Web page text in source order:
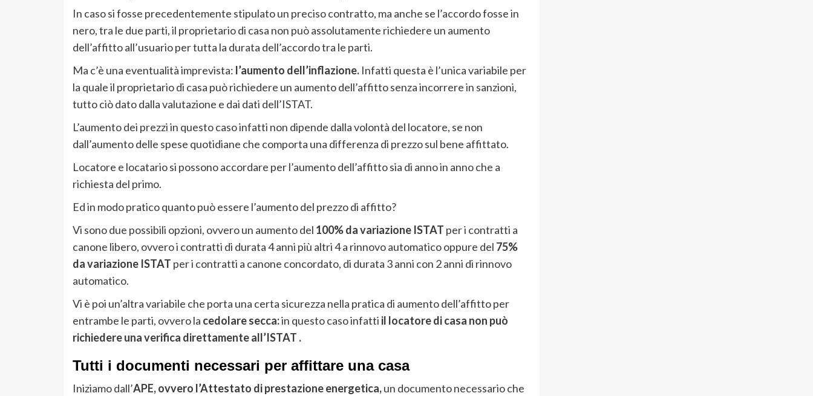
In caso si fosse precedentemente stipulato un preciso contratto, ma anche se l’accordo fosse in
nero, tra le due parti, il proprietario di casa non può assolutamente richiedere un aumento
dell’affitto all’usuario per tutta la durata dell’accordo tra le parti.
Ma c’è una eventualità imprevista: l’aumento dell’inflazione. Infatti questa è l’unica variabile per
la quale il proprietario di casa può richiedere un aumento dell’affitto senza incorrere in sanzioni,
tutto ciò dato dalla valutazione e dai dati dell’ISTAT.
L’aumento dei prezzi in questo caso infatti non dipende dalla volontà del locatore, se non
dall’aumento delle spese quotidiane che comporta una differenza di prezzo sul bene affittato.
Locatore e locatario si possono accordare per l’aumento dell’affitto sia di anno in anno che a
richiesta del primo.
Ed in modo pratico quanto può essere l’aumento del prezzo di affitto?
Vi sono due possibili opzioni, ovvero un aumento del 100% da variazione ISTAT per i contratti a
canone libero, ovvero i contratti di durata 4 anni più altri 4 a rinnovo automatico oppure del 75%
da variazione ISTAT per i contratti a canone concordato, di durata 3 anni con 2 anni di rinnovo
automatico.
Vi è poi un’altra variabile che porta una certa sicurezza nella pratica di aumento dell’affitto per
entrambe le parti, ovvero la cedolare secca:in questo caso infatti il locatore di casa non può
richiedere una verifica direttamente all’ISTAT .
Tutti i documenti necessari per affittare una casa
Iniziamo dall’APE, ovvero l’Attestato di prestazione energetica,un documento necessario che